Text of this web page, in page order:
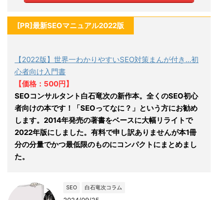
[PR]最新SEOマニュアル2022版
【2022版】世界一わかりやすいSEO対策まんが付き…初
心者向け入門書
【価格：500円】
SEOコンサルタント白石竜次の新作本。全くのSEO初心
者向けの本です！「SEOってなに？」という方にお勧め
します。2014年発売の著書をベースに大幅リライトで
2022年版にしました。有料で申し訳ありませんが本1冊
分の分量でかつ最低限のものにコンパクトにまとめまし
た。
SEO 白石竜次コラム